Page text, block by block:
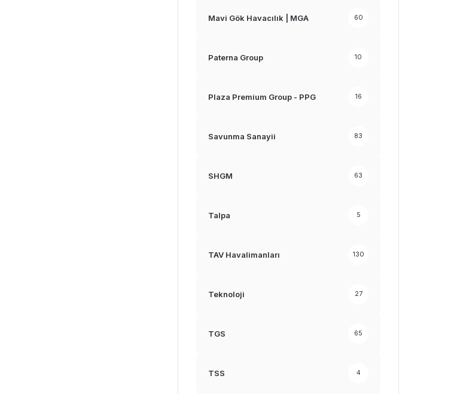
Mavi Gök Havacılık | MGA 60
Paterna Group 10
Plaza Premium Group - PPG 16
Savunma Sanayii 83
SHGM 63
Talpa 5
TAV Havalimanları 130
Teknoloji 27
TGS 65
TSS 4